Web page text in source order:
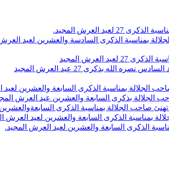
العرش المجيد.
بمناسبة الذكرى السادسة والعشرين لعيد
العرش المجيد
بذكرى 27 عيد العرش المجيد
الجلالة بمناسبة الذكرى السابعة والعشرين لعيد
الجلالة بذكرى السابعة والعشرين عيد العرش
صاحب الجلالة بمناسبة الذكرى
الذكرى السابعة والعشرين لعيد العرش
الذكرى السابعة والعشرين لعيد العرش المجيد.